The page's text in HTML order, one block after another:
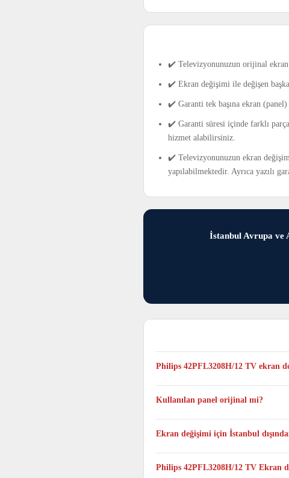
✔️ Televizyonunuzun orijinal ekran
✔️ Ekran değişimi ile değişen
✔️ Garanti tek başına ekran
✔️ Garanti süresi içinde farklı
hizmet alabilirsiniz.
✔️ Televizyonunuzun ekran
yapılabilmektedir. Ayrıca yazılı
İstanbul Avrupa ve
Philips 42PFL3208H/12 TV ekran
Genellikle aynı gün tamamlanır,
Kullanılan panel orijinal mi?
Evet. Philips 42PFL3208H/12 TV
Ekran değişimi için İstanbul
Evet. Taşıma ücret ve sorumluluğu
Philips 42PFL3208H/12 TV Ekran